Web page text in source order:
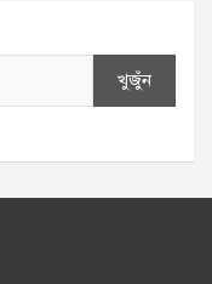
খুজুঁন